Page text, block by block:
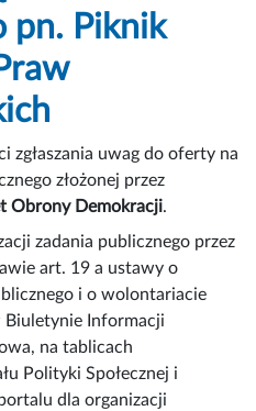
pn. Piknik
zgłaszania uwag do oferty na
złożonej przez
Obrony Demokracji.
zadania publicznego przez
art. 19 a ustawy o
i o wolontariacie
Biuletynie Informacji
na tablicach
Polityki Społecznej i
dla organizacji